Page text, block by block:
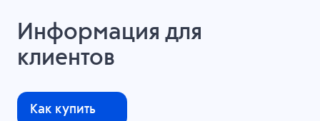
Информация для
клиентов
Как купить